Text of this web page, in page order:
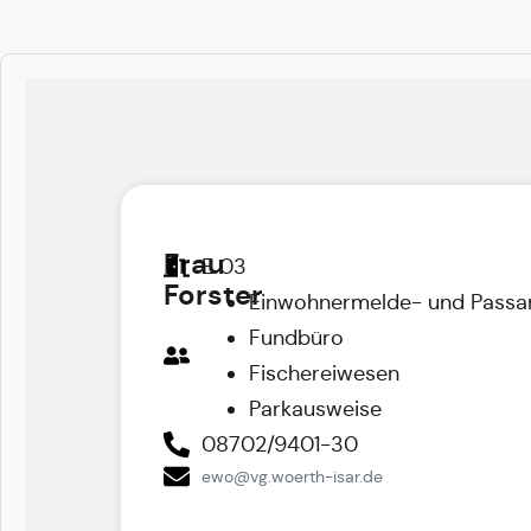
Frau
Forster
E 03
Einwohnermelde- und
Fundbüro
Fischereiwesen
Parkausweise
08702/9401-30
ewo@vg.woerth-isar.de